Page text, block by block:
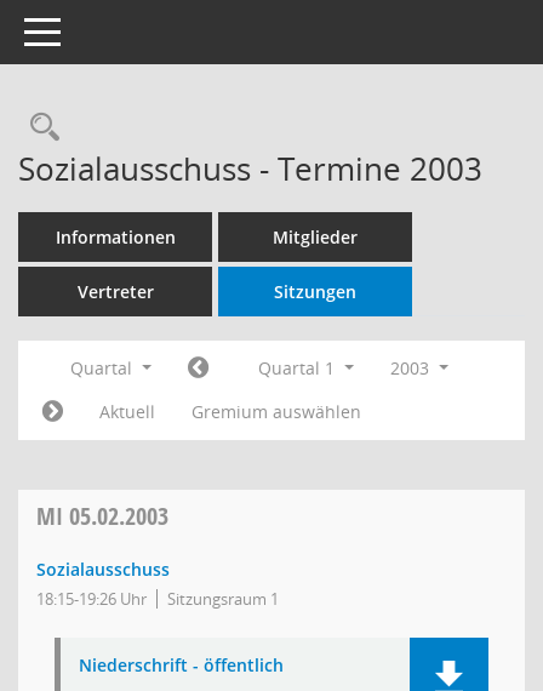
Toggle navigation
Rechercheauswahl
Sozialausschuss - Termine 2003
Informationen Mitglieder
Vertreter Sitzungen
Quartal Quartal 1
2003
Aktuell
Gremium auswählen
MI 05.02.2003
Sozialausschuss
18:15-19:26 Uhr Sitzungsraum 1
Niederschrift - öffentlich